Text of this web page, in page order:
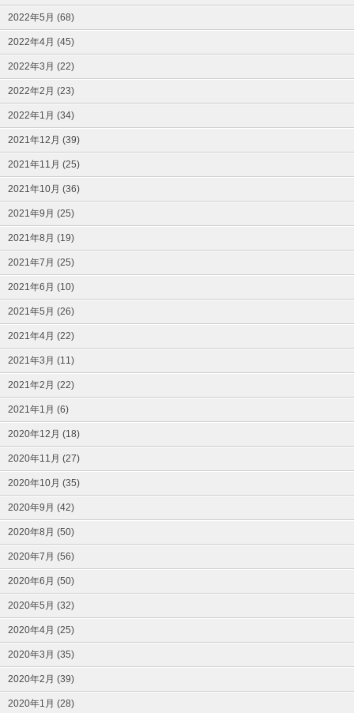
2022年5月 (68)
2022年4月 (45)
2022年3月 (22)
2022年2月 (23)
2022年1月 (34)
2021年12月 (39)
2021年11月 (25)
2021年10月 (36)
2021年9月 (25)
2021年8月 (19)
2021年7月 (25)
2021年6月 (10)
2021年5月 (26)
2021年4月 (22)
2021年3月 (11)
2021年2月 (22)
2021年1月 (6)
2020年12月 (18)
2020年11月 (27)
2020年10月 (35)
2020年9月 (42)
2020年8月 (50)
2020年7月 (56)
2020年6月 (50)
2020年5月 (32)
2020年4月 (25)
2020年3月 (35)
2020年2月 (39)
2020年1月 (28)